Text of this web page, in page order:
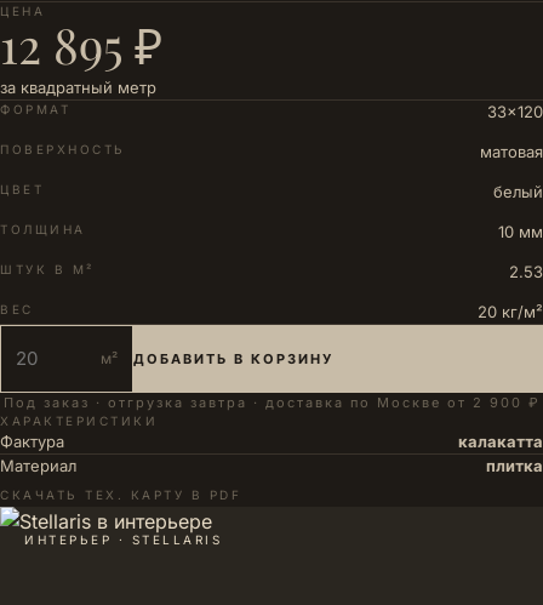
ЦЕНА
12 895 ₽
за квадратный метр
ФОРМАТ 33×120
ПОВЕРХНОСТЬ матовая
ЦВЕТ белый
ТОЛЩИНА 10 мм
ШТУК В М² 2.53
ВЕС 20 кг/м²
м² ДОБАВИТЬ В КОРЗИНУ
Под заказ · отгрузка завтра · доставка по Москве от 2 900 ₽
ХАРАКТЕРИСТИКИ
Фактура
калакатта
Материал
плитка
СКАЧАТЬ ТЕХ. КАРТУ В PDF
ИНТЕРЬЕР · STELLARIS